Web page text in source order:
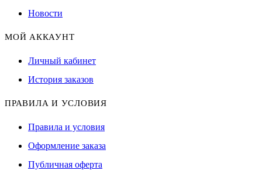
Новости
МОЙ АККАУНТ
Личный кабинет
История заказов
ПРАВИЛА И УСЛОВИЯ
Правила и условия
Оформление заказа
Публичная оферта